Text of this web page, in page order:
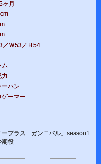
ヶ月
／Ｗ53／Ｈ54
ム
力
ーハン
ゲーマー
ープラス「ガンニバル」season1
期役